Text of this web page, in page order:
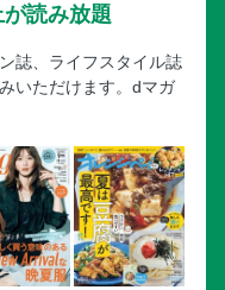
読み放題
誌、ライフスタイル誌
いただけます。dマガ